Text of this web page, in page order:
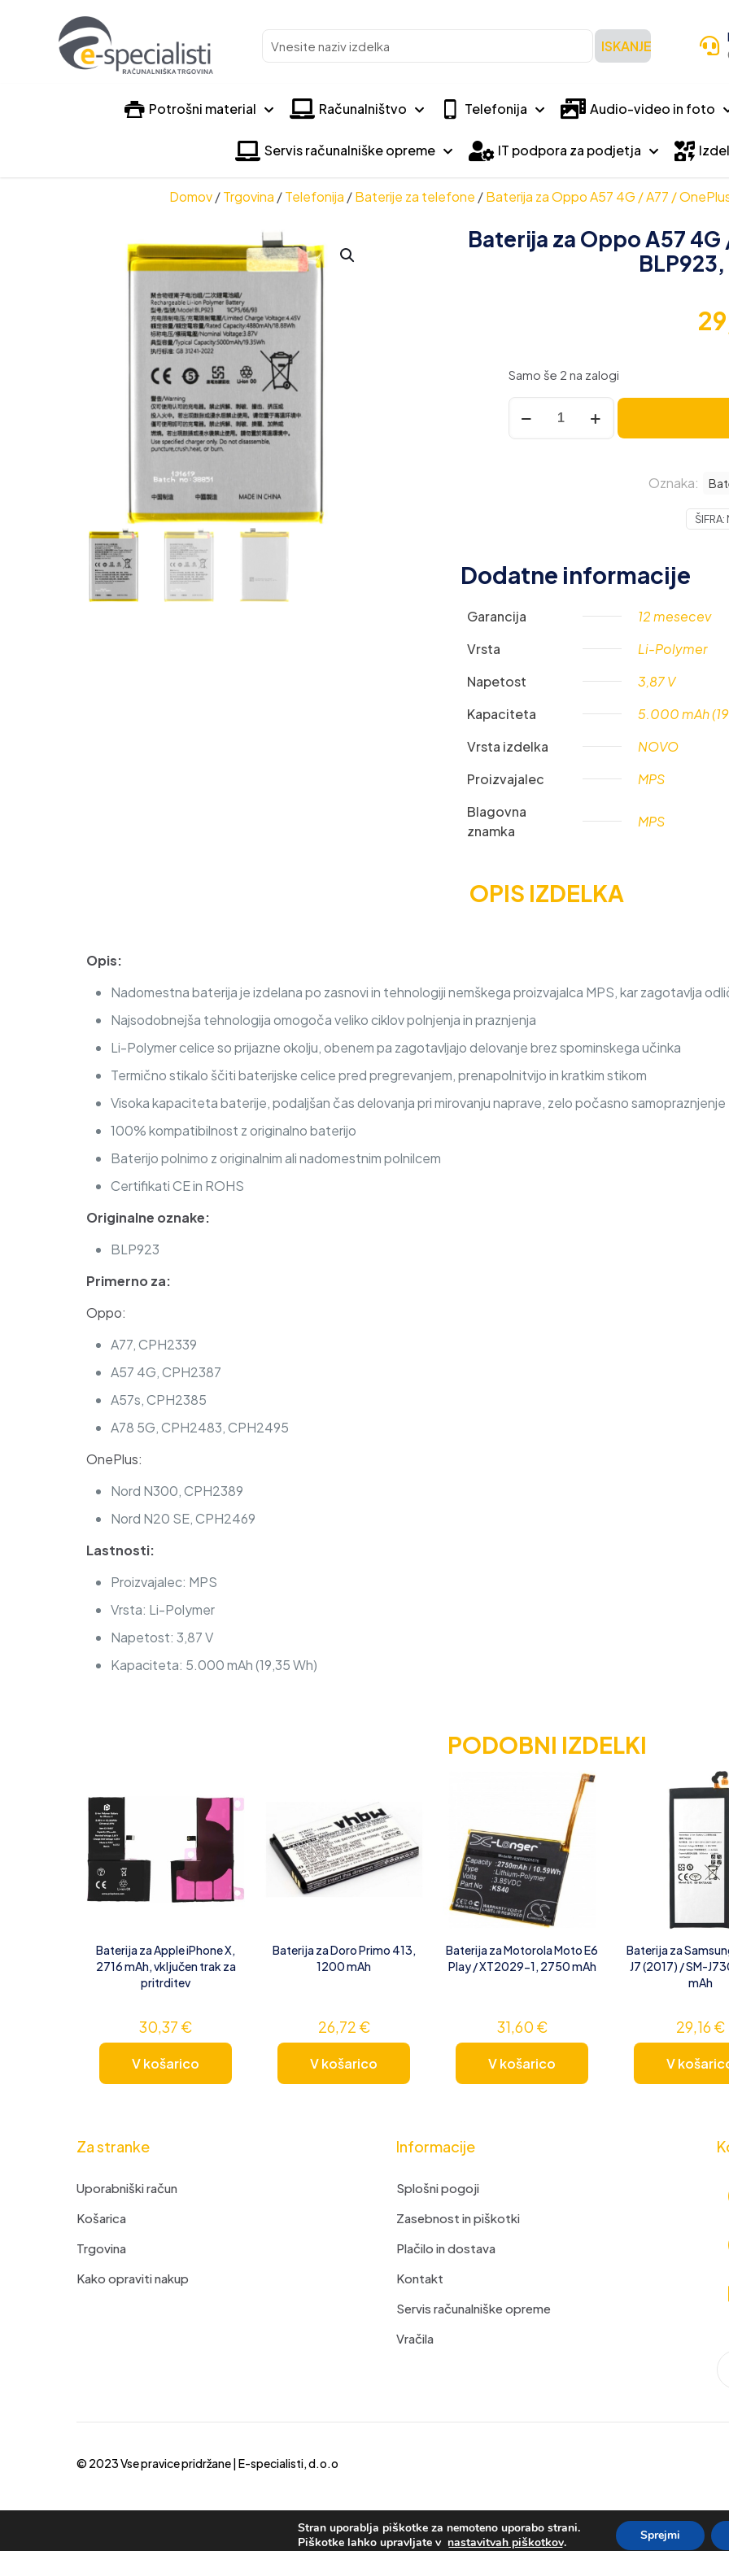
Vnesite
naziv
ISKANJE
Potrošni material Računalništvo Telefonija Audio-video in foto
Servis računalniške opreme IT podpora za podjetja
Domov / Trgovina / Telefonija / Baterije za telefone / Baterija za Oppo A57 4G / A77 /
Baterija za Oppo A57
Samo še 2 na zalogi
Baterija
za
Oppo
Nord
BLP923,
količina
Oznaka:
ŠIFRA:
Dodatne informacije
Garancija
12 mesecev
Vrsta
Li-Polymer
Napetost
3,87 V
Kapaciteta
5.000 mAh
Vrsta izdelka
NOVO
Proizvajalec
MPS
Blagovna
znamka
MPS
OPIS IZDELKA
Opis:
Nadomestna baterija je izdelana po zasnovi in tehnologiji nemškega proizvajalca MPS, kar zagotavlja
Najsodobnejša tehnologija omogoča veliko ciklov polnjenja in praznjenja
Li-Polymer celice so prijazne okolju, obenem pa zagotavljajo delovanje brez spominskega učinka
Termično stikalo ščiti baterijske celice pred pregrevanjem, prenapolnitvijo in kratkim stikom
Visoka kapaciteta baterije, podaljšan čas delovanja pri mirovanju naprave, zelo počasno samopraznjenje
100% kompatibilnost z originalno baterijo
Baterijo polnimo z originalnim ali nadomestnim polnilcem
Certifikati CE in ROHS
Originalne oznake:
BLP923
Primerno za:
Oppo:
A77, CPH2339
A57 4G, CPH2387
A57s, CPH2385
A78 5G, CPH2483, CPH2495
OnePlus:
Nord N300, CPH2389
Nord N20 SE, CPH2469
Lastnosti:
Proizvajalec: MPS
Vrsta: Li-Polymer
Napetost: 3,87 V
Kapaciteta: 5.000 mAh (19,35 Wh)
PODOBNI IZDELKI
Baterija za Apple iPhone X,
2716 mAh, vključen trak za
pritrditev
30,37 €
V košarico
Baterija za Doro Primo 413,
1200 mAh
26,72 €
V košarico
Baterija za Motorola Moto E6
Play / XT2029-1, 2750 mAh
31,60 €
V košarico
Baterija za
J7 (2017) / SM-
mAh
29,16€
V
Za stranke
Uporabniški račun
Košarica
Trgovina
Kako opraviti nakup
Informacije
Splošni pogoji
Zasebnost in piškotki
Plačilo in dostava
Kontakt
Servis računalniške opreme
Vračila
© 2023 Vse pravice pridržane |E-specialisti, d.o.o
Stran uporablja piškotke za nemoteno uporabo strani.
Piškotke lahko upravljate v nastavitvah piškotkov. Sprejmi